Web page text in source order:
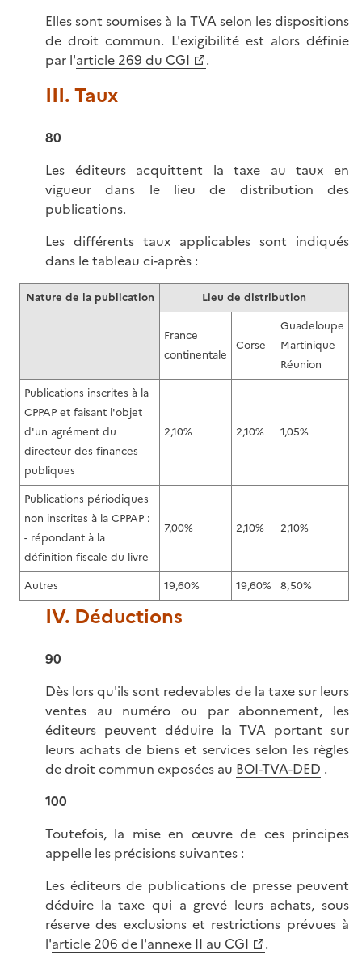
Elles sont soumises à la TVA selon les dispositions
de droit commun. L'exigibilité est alors définie
par l'article 269 du CGI .
III. Taux
80
Les éditeurs acquittent la taxe au taux en
vigueur dans le lieu de distribution des
publications.
Les différents taux applicables sont indiqués
dans le tableau ci-après :
Nature de la publication Lieu de distribution
France
continentale
Corse
Guadeloupe
Martinique
Réunion
Publications inscrites à la
CPPAP et faisant l'objet
d'un agrément du
directeur des finances
publiques
2,10% 2,10% 1,05%
Publications périodiques
non inscrites à la CPPAP :
- répondant à la
définition fiscale du livre
7,00% 2,10% 2,10%
Autres 19,60% 19,60% 8,50%
IV. Déductions
90
Dès lors qu'ils sont redevables de la taxe sur leurs
ventes au numéro ou par abonnement, les
éditeurs peuvent déduire la TVA portant sur
leurs achats de biens et services selon les règles
de droit commun exposées au BOI-TVA-DED .
100
Toutefois, la mise en œuvre de ces principes
appelle les précisions suivantes :
Les éditeurs de publications de presse peuvent
déduire la taxe qui a grevé leurs achats, sous
réserve des exclusions et restrictions prévues à
l'article 206 de l'annexe II au CGI
.